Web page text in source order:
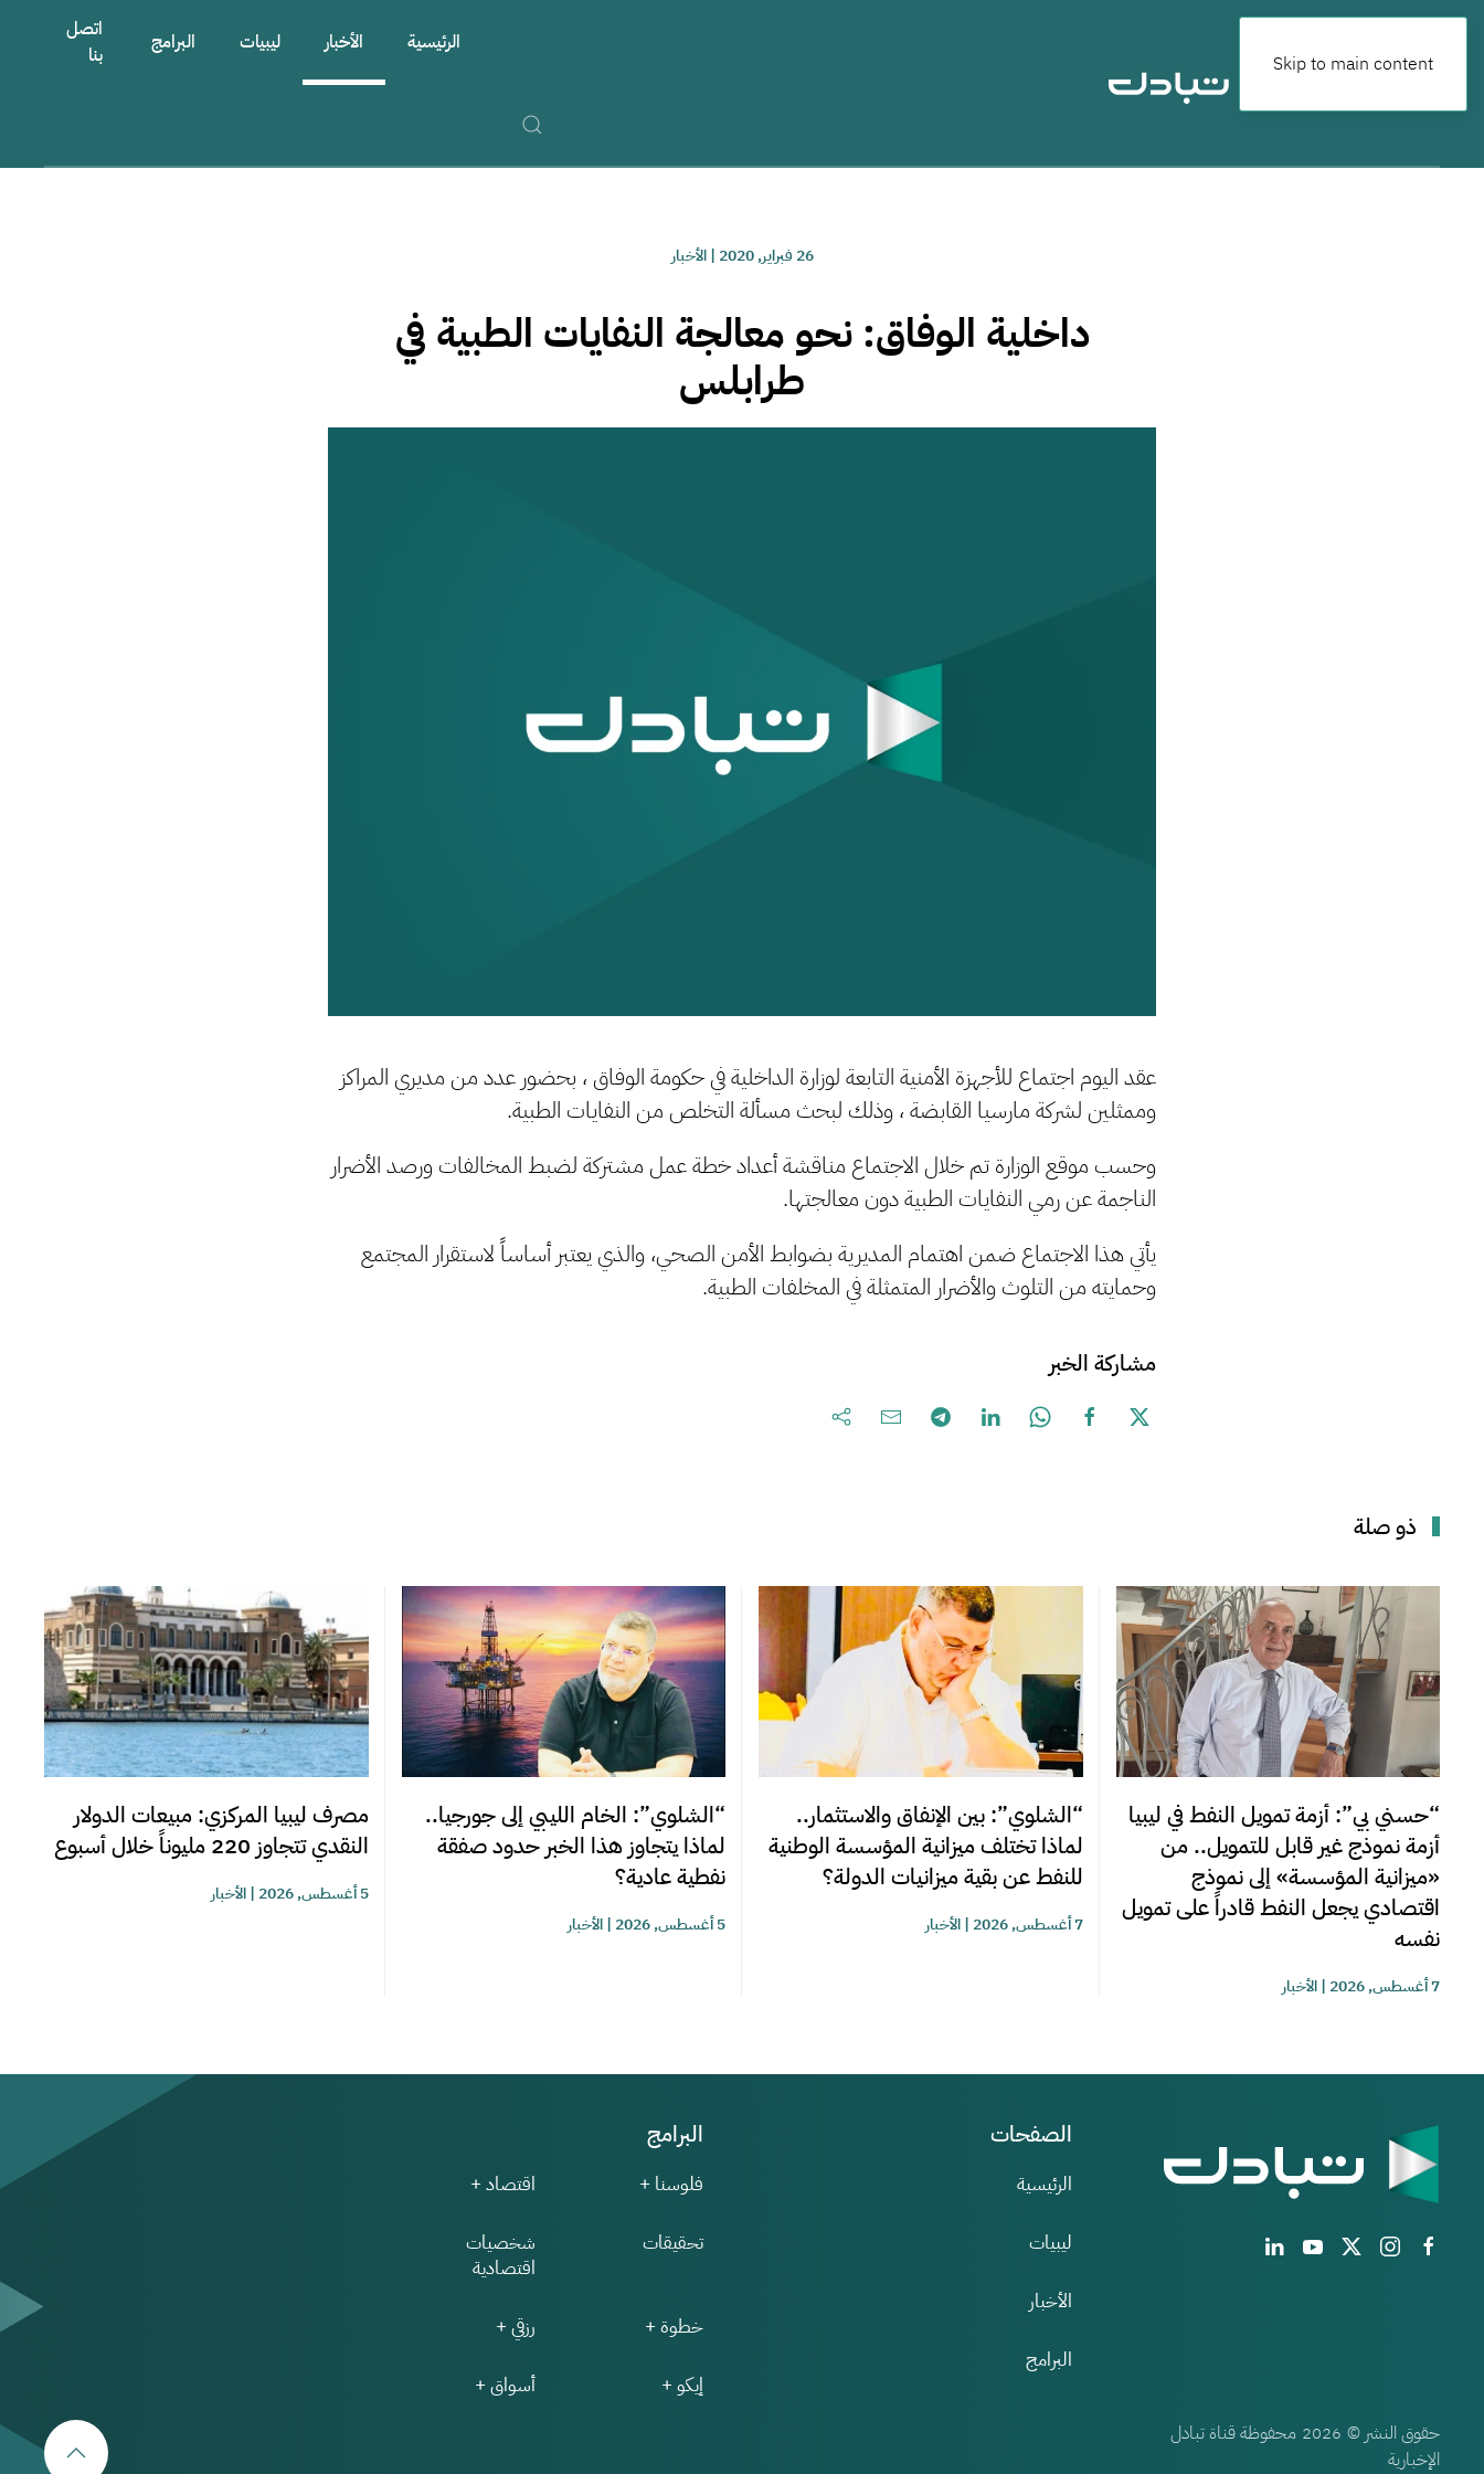
Skip to main content
الرئيسية الأخبار ليبيات البرامج
اتصل
بنا
26 فبراير, 2020 |الأخبار
داخلية الوفاق: نحو معالجة النفايات الطبية في
طرابلس
عقد اليوم اجتماع للأجهزة الأمنية التابعة لوزارة الداخلية في حكومة الوفاق ، بحضور عدد من مديري المراكز
وممثلين لشركة مارسيا القابضة ، وذلك لبحث مسألة التخلص من النفايات الطبية.
وحسب موقع الوزارة تم خلال الاجتماع مناقشة أعداد خطة عمل مشتركة لضبط المخالفات ورصد الأضرار
الناجمة عن رمي النفايات الطبية دون معالجتها.
يأتي هذا الاجتماع ضمن اهتمام المديرية بضوابط الأمن الصحي، والذي يعتبر أساساً لاستقرار المجتمع
وحمايته من التلوث والأضرار المتمثلة في المخلفات الطبية.
مشاركة الخبر
ذو صلة
“حسني بي”: أزمة تمويل النفط في ليبيا
أزمة نموذج غير قابل للتمويل.. من
«ميزانية المؤسسة» إلى نموذج
اقتصادي يجعل النفط قادراً على تمويل
نفسه
7 أغسطس, 2026 |الأخبار
“الشلوي”: بين الإنفاق والاستثمار..
لماذا تختلف ميزانية المؤسسة الوطنية
للنفط عن بقية ميزانيات الدولة؟
7 أغسطس, 2026 |الأخبار
“الشلوي”: الخام الليبي إلى جورجيا..
لماذا يتجاوز هذا الخبر حدود صفقة
نفطية عادية؟
5 أغسطس, 2026 |الأخبار
مصرف ليبيا المركزي: مبيعات الدولار
النقدي تتجاوز 220 مليوناً خلال أسبوع
5 أغسطس, 2026 |الأخبار
الصفحات
الرئيسية
ليبيات
الأخبار
البرامج
البرامج
فلوسنا + اقتصاد +
تحقيقات
شخصيات
اقتصادية
خطوة + رزقي +
إيكو + أسواق +
حقوق النشر © 2026 محفوظة قناة تبادل
الإخبارية